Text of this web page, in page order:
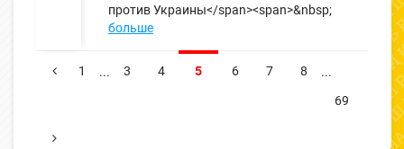
против Украины</span><span>&nbsp;
больше
1 ... 3 4 5 6 7 8
...
69